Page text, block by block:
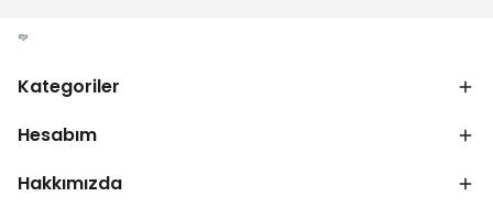
Kategoriler
Hesabım
Hakkımızda